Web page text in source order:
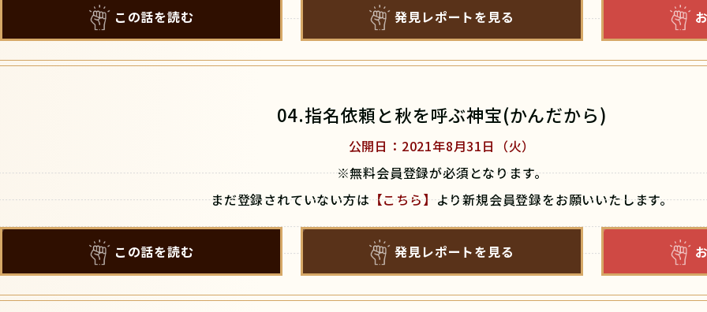
この話を読む 発見レポートを見る
04.指名依頼と秋を呼ぶ神宝(かんだから)
公開日：2021年8月31日（火）
※無料会員登録が必須となります。
まだ登録されていない方は【こちら】より新規会員登録をお願いいたします。
この話を読む 発見レポートを見る